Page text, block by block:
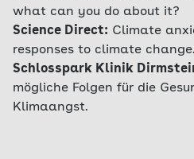
what can you do about it?
Science Direct: Climate
responses to climate change.
Schlosspark Klinik
mögliche Folgen für die
Klimaangst.